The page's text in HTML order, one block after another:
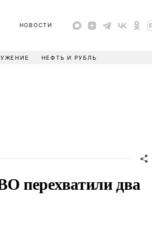
НОВОСТИ
НЕФТЬ И РУБЛЬ
перехватили два